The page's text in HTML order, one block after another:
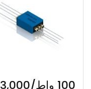
100 واط/3,000